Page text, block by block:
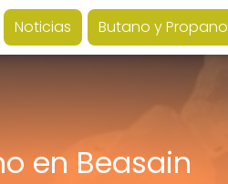
Noticias Butano y Propano
en Beasain